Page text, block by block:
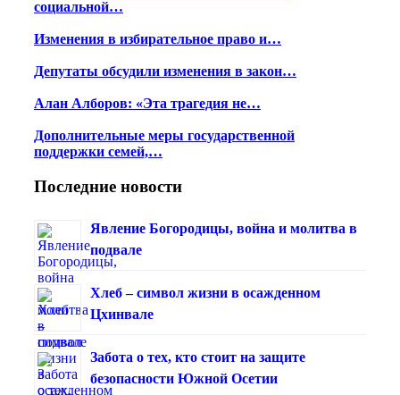
социальной…
Изменения в избирательное право и…
Депутаты обсудили изменения в закон…
Алан Алборов: «Эта трагедия не…
Дополнительные меры государственной
поддержки семей,…
Последние новости
Явление Богородицы, война и молитва в
подвале
Хлеб – символ жизни в осажденном
Цхинвале
Забота о тех, кто стоит на защите
безопасности Южной Осетии